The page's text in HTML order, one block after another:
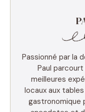
Passionné par la
Paul
meilleures
locaux aux
gastronomique